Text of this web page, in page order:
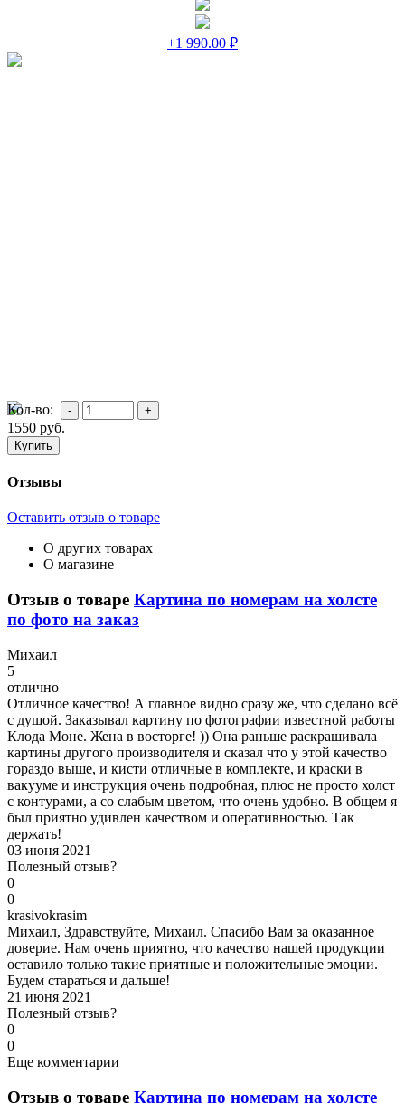
+1 990.00 ₽
Кол-во:
1550 руб.
Отзывы
Оставить отзыв о товаре
О других товарах
О магазине
Отзыв о товаре Картина по номерам на холсте
по фото на заказ
Михаил
5
отлично
Отличное качество! А главное видно сразу же, что сделано всё
с душой. Заказывал картину по фотографии известной работы
Клода Моне. Жена в восторге! )) Она раньше раскрашивала
картины другого производителя и сказал что у этой качество
гораздо выше, и кисти отличные в комплекте, и краски в
вакууме и инструкция очень подробная, плюс не просто холст
с контурами, а со слабым цветом, что очень удобно. В общем я
был приятно удивлен качеством и оперативностью. Так
держать!
03 июня 2021
Полезный отзыв?
0
0
krasivokrasim
Михаил, Здравствуйте, Михаил. Спасибо Вам за оказанное
доверие. Нам очень приятно, что качество нашей продукции
оставило только такие приятные и положительные эмоции.
Будем стараться и дальше!
21 июня 2021
Полезный отзыв?
0
0
Еще комментарии
Отзыв о товаре Картина по номерам на холсте